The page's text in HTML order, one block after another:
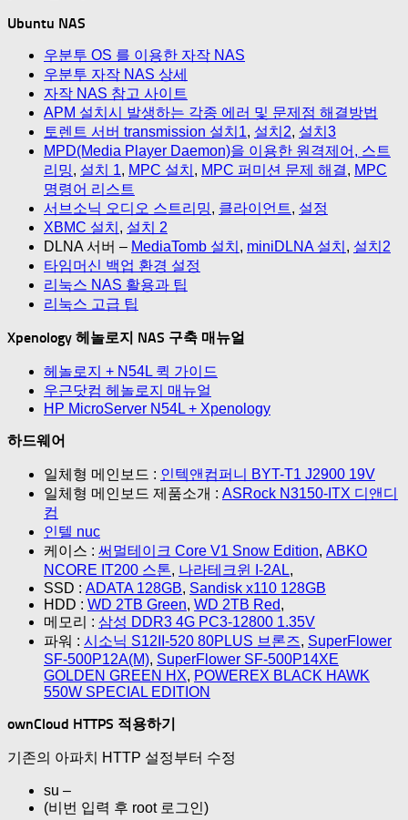
Ubuntu NAS
우분투 OS 를 이용한 자작 NAS
우분투 자작 NAS 상세
자작 NAS 참고 사이트
APM 설치시 발생하는 각종 에러 및 문제점 해결방법
토렌트 서버 transmission 설치1, 설치2, 설치3
MPD(Media Player Daemon)을 이용한 원격제어, 스트
리밍, 설치 1, MPC 설치 , MPC 퍼미션 문제 해결, MPC
명령어 리스트
서브소닉 오디오 스트리밍, 클라이언트, 설정
XBMC 설치 , 설치 2
DLNA 서버 – MediaTomb 설치 , miniDLNA 설치 , 설치2
타임머신 백업 환경 설정
리눅스 NAS 활용과 팁
리눅스 고급 팁
Xpenology 헤놀로지 NAS 구축 매뉴얼
헤놀로지 + N54L 퀵 가이드
우근닷컴 헤놀로지 매뉴얼
HP MicroServer N54L + Xpenology
하드웨어
일체형 메인보드 : 인텍앤컴퍼니 BYT-T1 J2900 19V
일체형 메인보드 제품소개 : ASRock N3150-ITX 디앤디
컴
인텔 nuc
케이스 : 써멀테이크 Core V1 Snow Edition, ABKO
NCORE IT200 스톤, 나라테크윈 I-2AL,
SSD : ADATA 128GB, Sandisk x110 128GB
HDD : WD 2TB Green, WD 2TB Red,
메모리 : 삼성 DDR3 4G PC3-12800 1.35V
파워 : 시소닉 S12II-520 80PLUS 브론즈, SuperFlower
SF-500P12A(M), SuperFlower SF-500P14XE
GOLDEN GREEN HX, POWEREX BLACK HAWK
550W SPECIAL EDITION
ownCloud HTTPS 적용하기
기존의 아파치 HTTP 설정부터 수정
su –
(비번 입력 후 root 로그인)